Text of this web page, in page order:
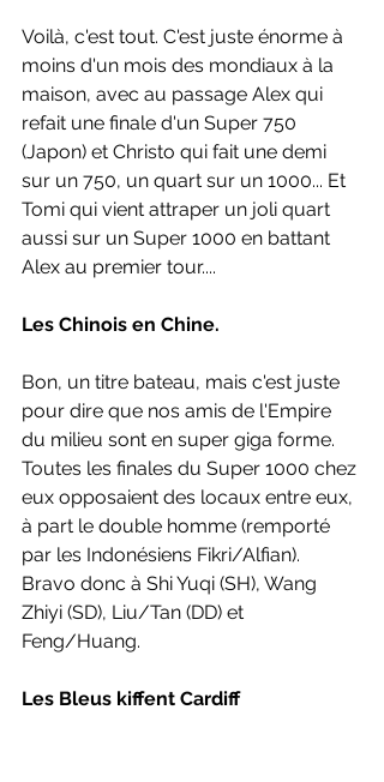
Voilà, c'est tout. C'est juste énorme à
moins d'un mois des mondiaux à la
maison, avec au passage Alex qui
refait une finale d'un Super 750
(Japon) et Christo qui fait une demi
sur un 750, un quart sur un 1000... Et
Tomi qui vient attraper un joli quart
aussi sur un Super 1000 en battant
Alex au premier tour....
Les Chinois en Chine.
Bon, un titre bateau, mais c'est juste
pour dire que nos amis de l'Empire
du milieu sont en super giga forme.
Toutes les finales du Super 1000 chez
eux opposaient des locaux entre eux,
à part le double homme (remporté
par les Indonésiens Fikri/Alfian).
Bravo donc à Shi Yuqi (SH), Wang
Zhiyi (SD), Liu/Tan (DD) et
Feng/Huang.
Les Bleus kiffent Cardiff